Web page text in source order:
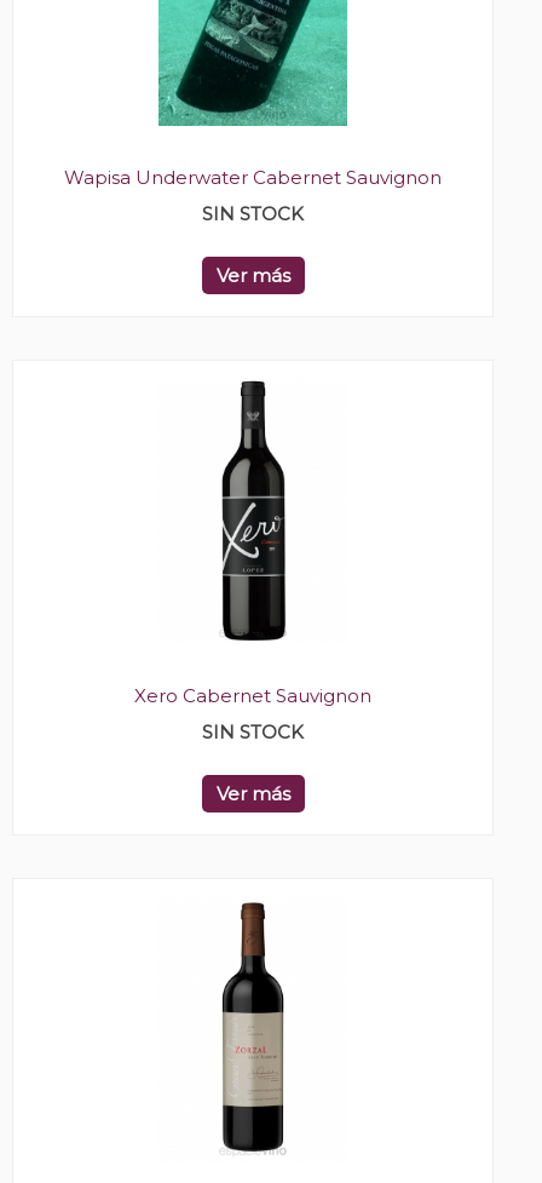
Wapisa Underwater Cabernet Sauvignon
SIN STOCK
Ver más
Xero Cabernet Sauvignon
SIN STOCK
Ver más